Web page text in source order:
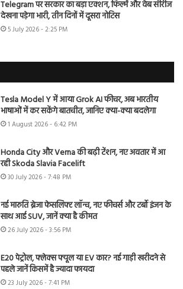
Telegram पर सरकार का बड़ा एक्शन, फिल्में और वेब सीरीज
देखना पड़ेगा भारी, तीन दिनों में दूसरा नोटिस
5 July 2026 - 2:25 PM
Tesla Model Y में आया Grok AI फीचर, अब भारतीय
भाषाओं में कर सकेंगे बातचीत, जानिए क्या-क्या बदलेगा
1 August 2026 - 6:42 PM
Honda City और Verna की बढ़ी टेंशन, नए अवतार में आ
रही Skoda Slavia Facelift
30 July 2026 - 7:48 PM
नई मारुति ब्रेजा फेसलिफ्ट लॉन्च, नए फीचर्स और टर्बो इंजन के
साथ आई SUV, जानें क्या है कीमत
26 July 2026 - 3:56 PM
E20 पेट्रोल, फ्लेक्स फ्यूल या EV कार? नई गाड़ी खरीदने से
पहले जानें किसमें है ज्यादा फायदा
23 July 2026 - 7:41 PM